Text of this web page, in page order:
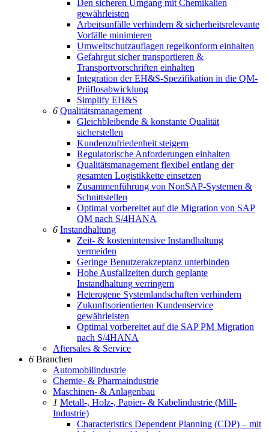
Den sicheren Umgang mit Chemikalien
gewährleisten
Arbeitsunfälle verhindern & sicherheitsrelevante
Vorfälle minimieren
Umweltschutzauflagen regelkonform einhalten
Gefahrgut sicher transportieren &
Transportvorschriften einhalten
Integration der EH&S-Spezifikation in die QM-
Prüflosabwicklung
Simplify EH&S
6 Qualitätsmanagement
Gleichbleibende & konstante Qualität
sicherstellen
Kundenzufriedenheit steigern
Regulatorische Anforderungen einhalten
Qualitätsmanagement flexibel entlang der
gesamten Logistikkette einsetzen
Zusammenführung von NonSAP-Systemen &
Schnittstellen
Optimal vorbereitet auf die Migration von SAP
QM nach S/4HANA
6 Instandhaltung
Zeit- & kostenintensive Instandhaltung
vermeiden
Geringe Benutzerakzeptanz unterbinden
Hohe Ausfallzeiten durch geplante
Instandhaltung verringern
Heterogene Systemlandschaften verhindern
Zukunftsorientierten Kundenservice
gewährleisten
Optimal vorbereitet auf die SAP PM Migration
nach S/4HANA
Aftersales & Service
6 Branchen
Automobilindustrie
Chemie- & Pharmaindustrie
Maschinen- & Anlagenbau
1 Metall-, Holz-, Papier- & Kabelindustrie (Mill-
Industrie)
Characteristics Dependent Planning (CDP) – mit